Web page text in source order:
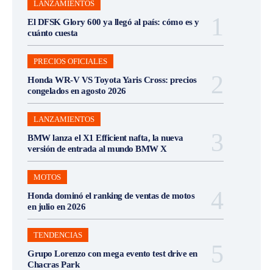
LANZAMIENTOS
El DFSK Glory 600 ya llegó al país: cómo es y
cuánto cuesta
PRECIOS OFICIALES
Honda WR-V VS Toyota Yaris Cross: precios
congelados en agosto 2026
LANZAMIENTOS
BMW lanza el X1 Efficient nafta, la nueva
versión de entrada al mundo BMW X
MOTOS
Honda dominó el ranking de ventas de motos
en julio en 2026
TENDENCIAS
Grupo Lorenzo con mega evento test drive en
Chacras Park